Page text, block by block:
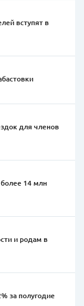
вступят в
для членов
14 млн
и родам в
за полугодие